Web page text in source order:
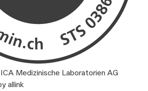
Medizinische Laboratorien AG
allink